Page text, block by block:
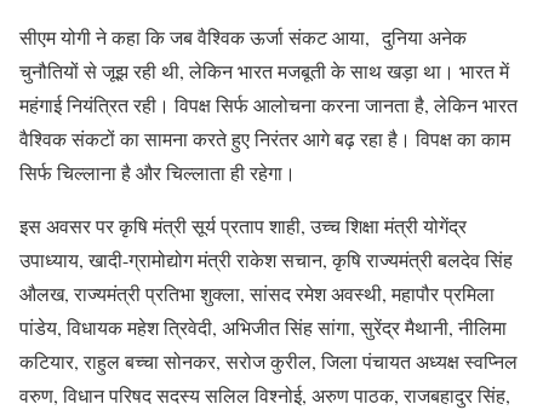
सीएम योगी ने कहा कि जब वैश्विक ऊर्जा संकट आया, दुनिया अनेक
चुनौतियों से जूझ रही थी, लेकिन भारत मजबूती के साथ खड़ा था। भारत में
महंगाई नियंत्रित रही। विपक्ष सिर्फ आलोचना करना जानता है, लेकिन भारत
वैश्विक संकटों का सामना करते हुए निरंतर आगे बढ़ रहा है। विपक्ष का काम
सिर्फ चिल्लाना है और चिल्लाता ही रहेगा।
इस अवसर पर कृषि मंत्री सूर्य प्रताप शाही, उच्च शिक्षा मंत्री योगेंद्र
उपाध्याय, खादी-ग्रामोद्योग मंत्री राकेश सचान, कृषि राज्यमंत्री बलदेव सिंह
औलख, राज्यमंत्री प्रतिभा शुक्ला, सांसद रमेश अवस्थी, महापौर प्रमिला
पांडेय, विधायक महेश त्रिवेदी, अभिजीत सिंह सांगा, सुरेंद्र मैथानी, नीलिमा
कटियार, राहुल बच्चा सोनकर, सरोज कुरील, जिला पंचायत अध्यक्ष स्वप्निल
वरुण, विधान परिषद सदस्य सलिल विश्नोई, अरुण पाठक, राजबहादुर सिंह,